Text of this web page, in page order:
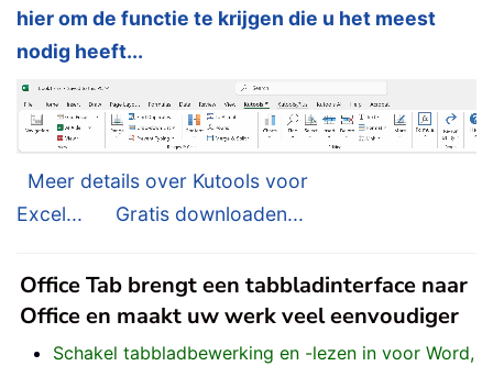
hier om de functie te krijgen die u het meest
nodig heeft...
Meer details over Kutools voor
Excel...
Gratis downloaden...
Office Tab brengt een tabbladinterface naar
Office en maakt uw werk veel eenvoudiger
Schakel tabbladbewerking en -lezen in voor Word,